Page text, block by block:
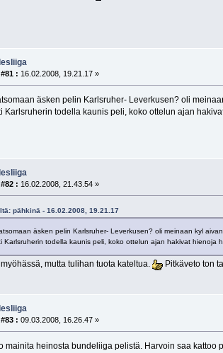
: 16.02.2008, 19.21.17 »
äsken pelin Karlsruher- Leverkusen? oli
Karlsruherin todella kaunis peli, koko ottelun ajan
: 16.02.2008, 21.43.54 »
pähkinä - 16.02.2008, 19.21.17
äsken pelin Karlsruher- Leverkusen? oli meinaan kyl
Karlsruherin todella kaunis peli, koko ottelun ajan hakivat hienoja
mutta tulihan tuota kateltua. Pitkäveto ton
: 09.03.2008, 16.26.47 »
mainita heinosta bundeliiga pelistä. Harvoin saa kattoo